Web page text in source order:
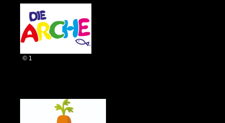
© 1